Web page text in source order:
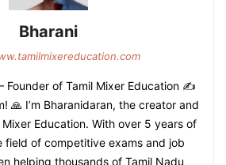
Bharani
Founder of Tamil Mixer Education ✍️
🙏 I’m Bharanidaran, the creator and
Education. With over 5 years of
field of competitive exams and job
helping thousands of Tamil Nadu